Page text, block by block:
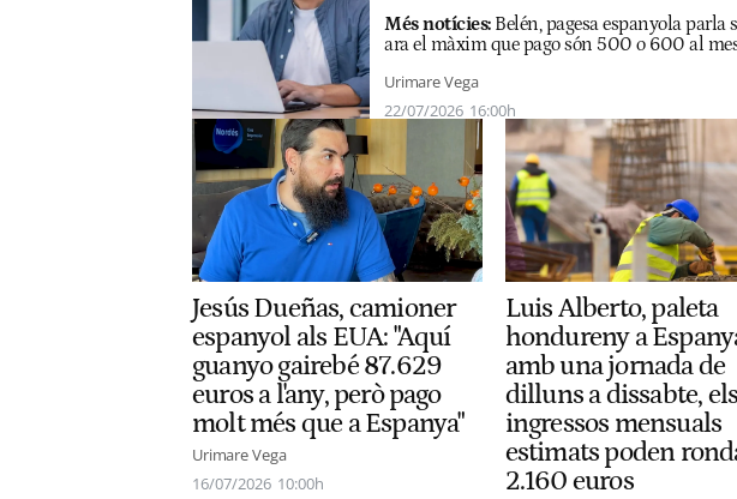
Més notícies: Belén, pagesa espanyola
ara el màxim que pago són 500 o 600 al
Urimare Vega
22/07/2026 16:00h
Jesús Dueñas, camioner
espanyol als EUA: "Aquí
guanyo gairebé 87.629
euros a l'any, però pago
molt més que a Espanya"
Urimare Vega
16/07/2026 10:00h
Luis Alberto, paleta
hondureny a
amb una jornada de
dilluns a dissabte, els
ingressos mensuals
estimats poden
2.160 euros